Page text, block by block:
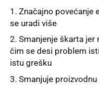
Značajno povećanje
se uradi više
Smanjenje škarta
čim se desi problem
istu grešku
Smanjuje